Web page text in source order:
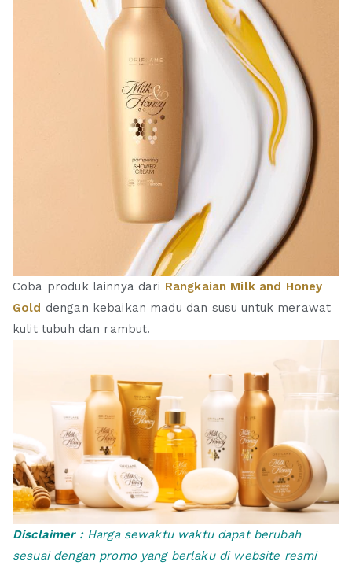
Coba produk lainnya dari Rangkaian Milk and Honey
Gold dengan kebaikan madu dan susu untuk merawat
kulit tubuh dan rambut.
Disclaimer :Harga sewaktu waktu dapat berubah
sesuai dengan promo yang berlaku di website resmi